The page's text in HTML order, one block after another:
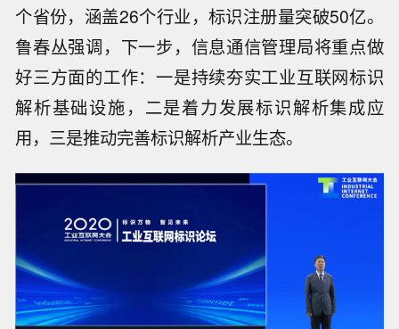
个省份，涵盖26个行业，标识注册量突破50亿。
鲁春丛强调，下一步，信息通信管理局将重点做
好三方面的工作：一是持续夯实工业互联网标识
解析基础设施，二是着力发展标识解析集成应
用，三是推动完善标识解析产业生态。